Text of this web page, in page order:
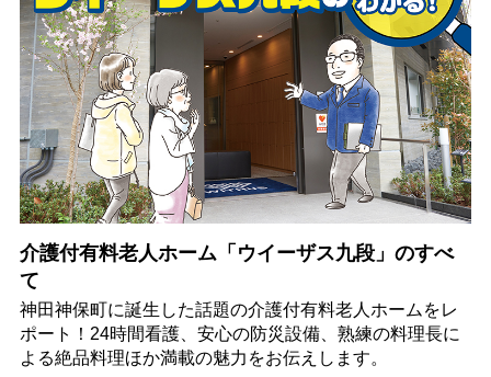
介護付有料老人ホーム「ウイーザス九段」のすべ
て
神田神保町に誕生した話題の介護付有料老人ホームをレ
ポート！24時間看護、安心の防災設備、熟練の料理長に
よる絶品料理ほか満載の魅力をお伝えします。